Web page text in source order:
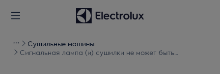
Сушильные машины
Сигнальная лампа (и) сушилки не может быть